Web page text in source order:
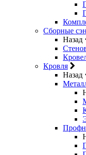
Сборные
Назад
Кровля
Назад